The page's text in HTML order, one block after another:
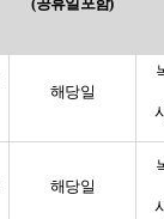
해당일
해당일